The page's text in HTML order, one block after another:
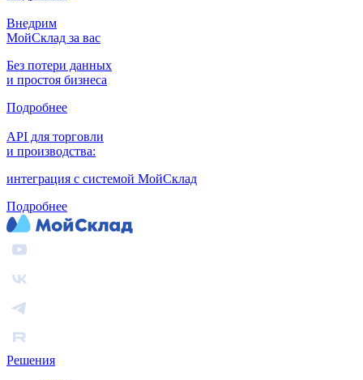
Внедрим
МойСклад за вас
Без потери данных
и простоя бизнеса
Подробнее
API для торговли
и производства:
интеграция с системой МойСклад
Подробнее
Решения